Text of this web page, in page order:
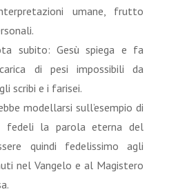
umane, frutto
subito: Gesù spiega e fa
di pesi impossibili da
scribi e i farisei.
modellarsi sull’esempio di
fedeli la parola eterna del
quindi fedelissimo agli
nel Vangelo e al Magistero